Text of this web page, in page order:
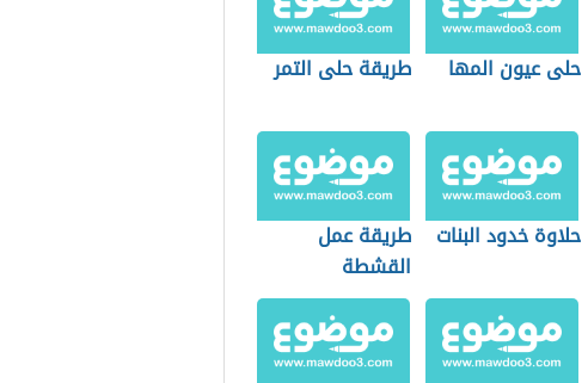
حلى عيون المها طريقة حلى التمر
حلاوة خدود البنات
طريقة عمل
القشطة